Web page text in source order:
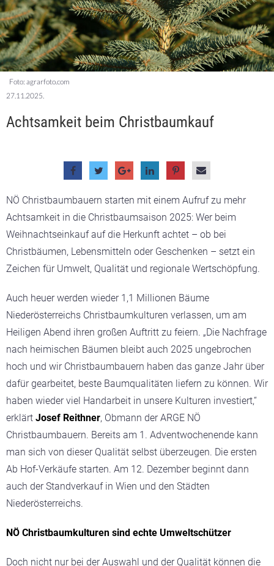
Foto: agrarfoto.com
27.11.2025.
Achtsamkeit beim Christbaumkauf
NÖ Christbaumbauern starten mit einem Aufruf zu mehr
Achtsamkeit in die Christbaumsaison 2025: Wer beim
Weihnachtseinkauf auf die Herkunft achtet – ob bei
Christbäumen, Lebensmitteln oder Geschenken – setzt ein
Zeichen für Umwelt, Qualität und regionale Wertschöpfung.
Auch heuer werden wieder 1,1 Millionen Bäume
Niederösterreichs Christbaumkulturen verlassen, um am
Heiligen Abend ihren großen Auftritt zu feiern. „Die Nachfrage
nach heimischen Bäumen bleibt auch 2025 ungebrochen
hoch und wir Christbaumbauern haben das ganze Jahr über
dafür gearbeitet, beste Baumqualitäten liefern zu können. Wir
haben wieder viel Handarbeit in unsere Kulturen investiert,“
erklärt Josef Reithner, Obmann der ARGE NÖ
Christbaumbauern. Bereits am 1. Adventwochenende kann
man sich von dieser Qualität selbst überzeugen. Die ersten
Ab Hof-Verkäufe starten. Am 12. Dezember beginnt dann
auch der Standverkauf in Wien und den Städten
Niederösterreichs.
NÖ Christbaumkulturen sind echte Umweltschützer
Doch nicht nur bei der Auswahl und der Qualität können die